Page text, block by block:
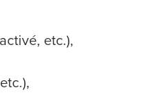
etc.),